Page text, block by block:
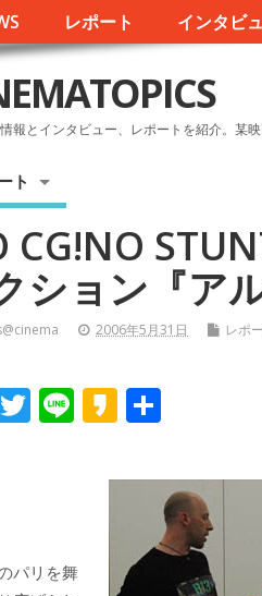
レポート インタビ
報とインタビュー、レポートを紹介。某
ト
CG!NO
ション『ア
2006年5月31日 レポ
T Li K
k
パリを舞